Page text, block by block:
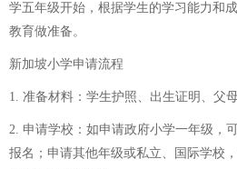
学五年级开始，根据学生的学习能力和
教育做准备。
新加坡小学申请流程
1. 准备材料：学生护照、出生证明、父母
2. 申请学校：如申请政府小学一年级，
报名；申请其他年级或私立、国际学校